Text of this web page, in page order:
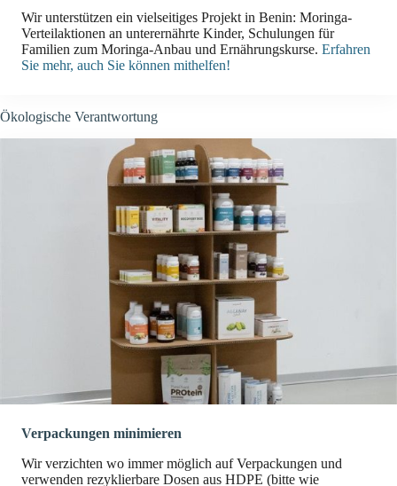
Wir unterstützen ein vielseitiges Projekt in Benin: Moringa-
Verteilaktionen an unterernährte Kinder, Schulungen für
Familien zum Moringa-Anbau und Ernährungskurse. Erfahren
Sie mehr, auch Sie können mithelfen!
Ökologische Verantwortung
Verpackungen minimieren
Wir verzichten wo immer möglich auf Verpackungen und
verwenden rezyklierbare Dosen aus HDPE (bitte wie